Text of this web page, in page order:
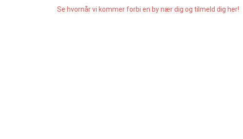
Se hvornår vi kommer forbi en by nær dig og tilmeld dig her!